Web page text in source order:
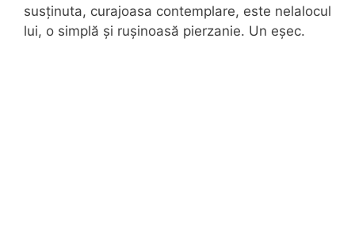
susținuta, curajoasa contemplare, este nelalocul
lui, o simplă și rușinoasă pierzanie. Un eșec.